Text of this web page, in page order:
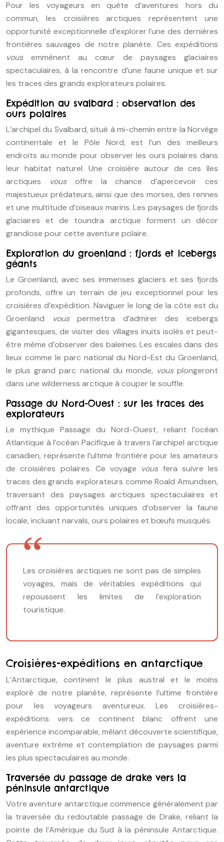
Pour les voyageurs en quête d’aventures hors du
commun, les croisières arctiques représentent une
opportunité exceptionnelle d’explorer l’une des dernières
frontières sauvages de notre planète. Ces expéditions
vous emmènent au cœur de paysages glaciaires
spectaculaires, à la rencontre d’une faune unique et sur
les traces des grands explorateurs polaires.
Expédition au svalbard : observation des
ours polaires
L’archipel du Svalbard, situé à mi-chemin entre la Norvège
continentale et le Pôle Nord, est l’un des meilleurs
endroits au monde pour observer les ours polaires dans
leur habitat naturel. Une croisière autour de ces îles
arctiques
vous offre la chance d’apercevoir ces
majestueux prédateurs, ainsi que des morses, des rennes
et une multitude d’oiseaux marins. Les paysages de fjords
glaciaires et de toundra arctique forment un décor
grandiose pour cette aventure polaire.
Exploration du groenland : fjords et icebergs
géants
Le Groenland, avec ses immenses glaciers et ses fjords
profonds, offre un terrain de jeu exceptionnel pour les
croisières d’expédition. Naviguer le long de la côte est du
Groenland
vouspermettra d’admirer des icebergs
gigantesques, de visiter des villages inuits isolés et peut-
être même d’observer des baleines. Les escales dans des
lieux comme le parc national du Nord-Est du Groenland,
le plus grand parc national du monde, vous plongeront
dans une wilderness arctique à couper le souffle.
Passage du Nord-Ouest : sur les traces des
explorateurs
Le mythique Passage du Nord-Ouest, reliant l’océan
Atlantique à l’océan Pacifique à travers l’archipel arctique
canadien, représente l’ultime frontière pour les amateurs
de croisières polaires. Ce voyage vous fera suivre les
traces des grands explorateurs comme Roald Amundsen,
traversant des paysages arctiques spectaculaires et
offrant des opportunités uniques d’observer la faune
locale, incluant narvals, ours polaires et bœufs musqués.
Les croisières arctiques ne sont pas de simples
voyages, mais de véritables expéditions qui
repoussent les limites de l’exploration
touristique.
Croisières-expéditions en antarctique
L’Antarctique, continent le plus austral et le moins
exploré de notre planète, représente l’ultime frontière
pour les voyageurs aventureux. Les croisières-
expéditions vers ce continent blanc offrent une
expérience incomparable, mêlant découverte scientifique,
aventure extrême et contemplation de paysages parmi
les plus spectaculaires au monde.
Traversée du passage de drake vers la
péninsule antarctique
Votre aventure antarctique commence généralement par
la traversée du redoutable passage de Drake, reliant la
pointe de l’Amérique du Sud à la péninsule Antarctique.